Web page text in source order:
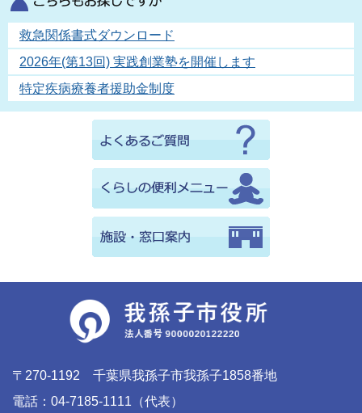
救急関係書式ダウンロード
2026年(第13回) 実践創業塾を開催します
特定疾病療養者援助金制度
〒270-1192 千葉県我孫子市我孫子1858番地
電話：04-7185-1111（代表）